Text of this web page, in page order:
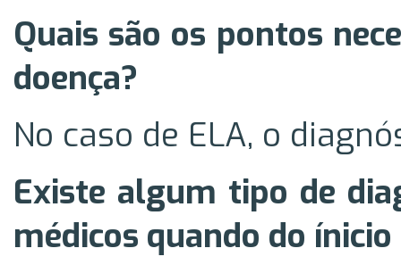
Quais são os pontos
doença?
No caso de ELA, o
Existe algum tipo de
médicos quando do ínicio